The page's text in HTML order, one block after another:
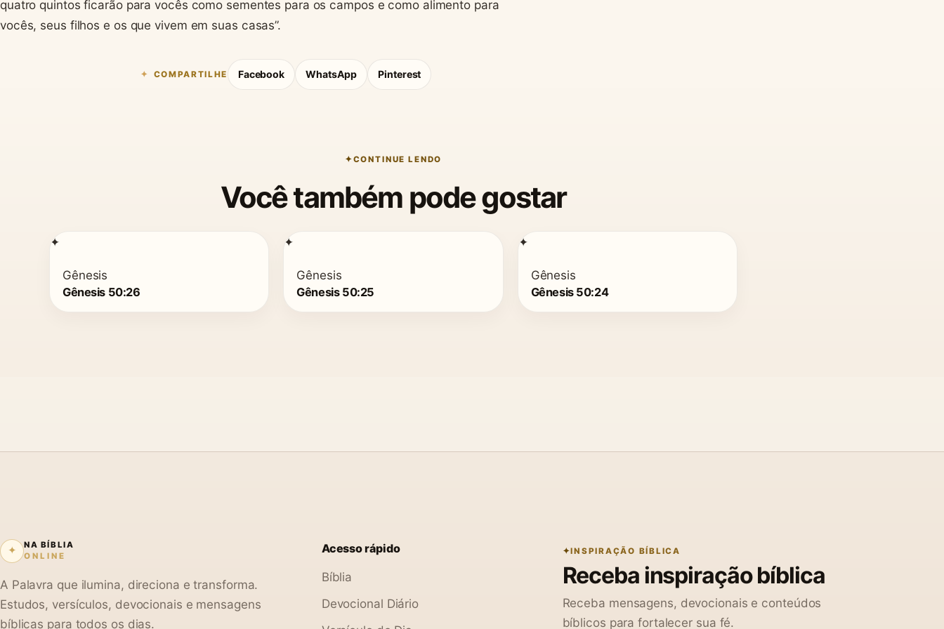
quatro quintos ficarão para vocês como sementes para os campos e como alimento para
vocês, seus filhos e os que vivem em suas casas”.
COMPARTILHE Facebook WhatsApp Pinterest
CONTINUE LENDO
Você também pode gostar
✦
Gênesis
Gênesis 50:26
✦
Gênesis
Gênesis 50:25
✦
Gênesis
Gênesis 50:24
✦
NA BÍBLIA
ONLINE
A Palavra que ilumina, direciona e transforma.
Estudos, versículos, devocionais e mensagens
bíblicas para todos os dias.
Acesso rápido
Bíblia
Devocional Diário
INSPIRAÇÃO BÍBLICA
Receba inspiração bíblica
Receba mensagens, devocionais e conteúdos
bíblicos para fortalecer sua fé.